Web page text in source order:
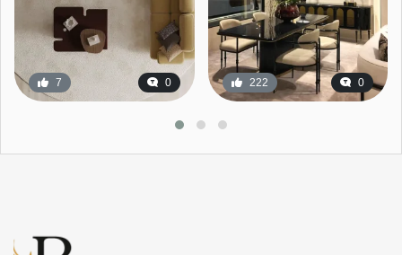
7 0 222 0